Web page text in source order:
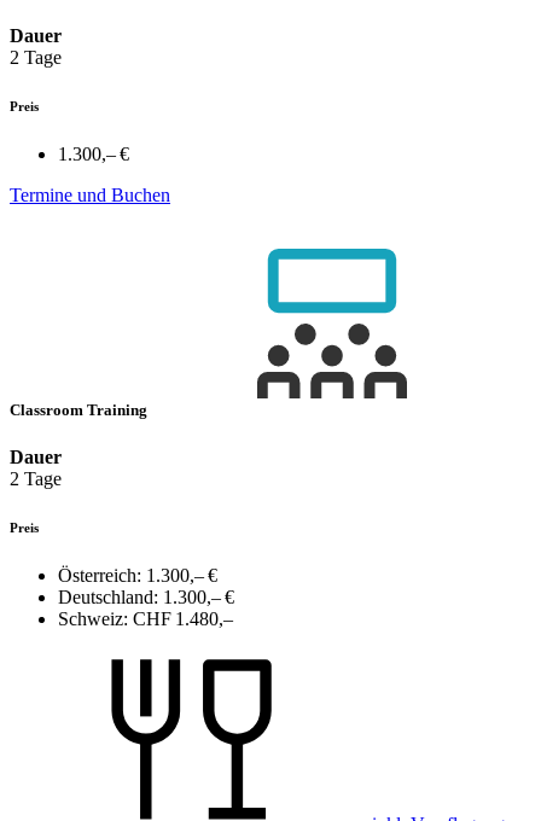
Dauer
2 Tage
Preis
1.300,– €
Termine und Buchen
Classroom Training
Dauer
2 Tage
Preis
Österreich: 1.300,– €
Deutschland: 1.300,– €
Schweiz: CHF 1.480,–